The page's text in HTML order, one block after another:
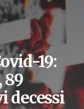
19:
89
decessi